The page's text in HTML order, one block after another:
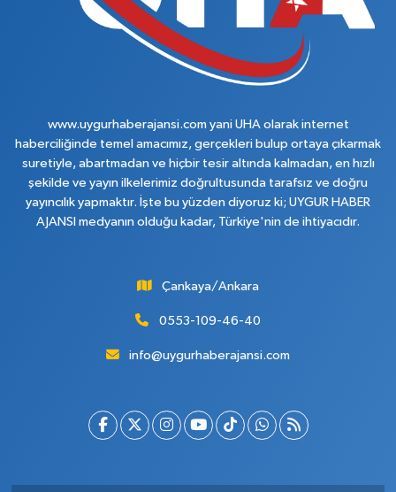
www.uygurhaberajansi.com yani UHA olarak internet
haberciliğinde temel amacımız, gerçekleri bulup ortaya çıkarmak
suretiyle, abartmadan ve hiçbir tesir altında kalmadan, en hızlı
şekilde ve yayın ilkelerimiz doğrultusunda tarafsız ve doğru
yayıncılık yapmaktır. İşte bu yüzden diyoruz ki; UYGUR HABER
AJANSI medyanın olduğu kadar, Türkiye'nin de ihtiyacıdır.
Çankaya/Ankara
0553-109-46-40
info@uygurhaberajansi.com